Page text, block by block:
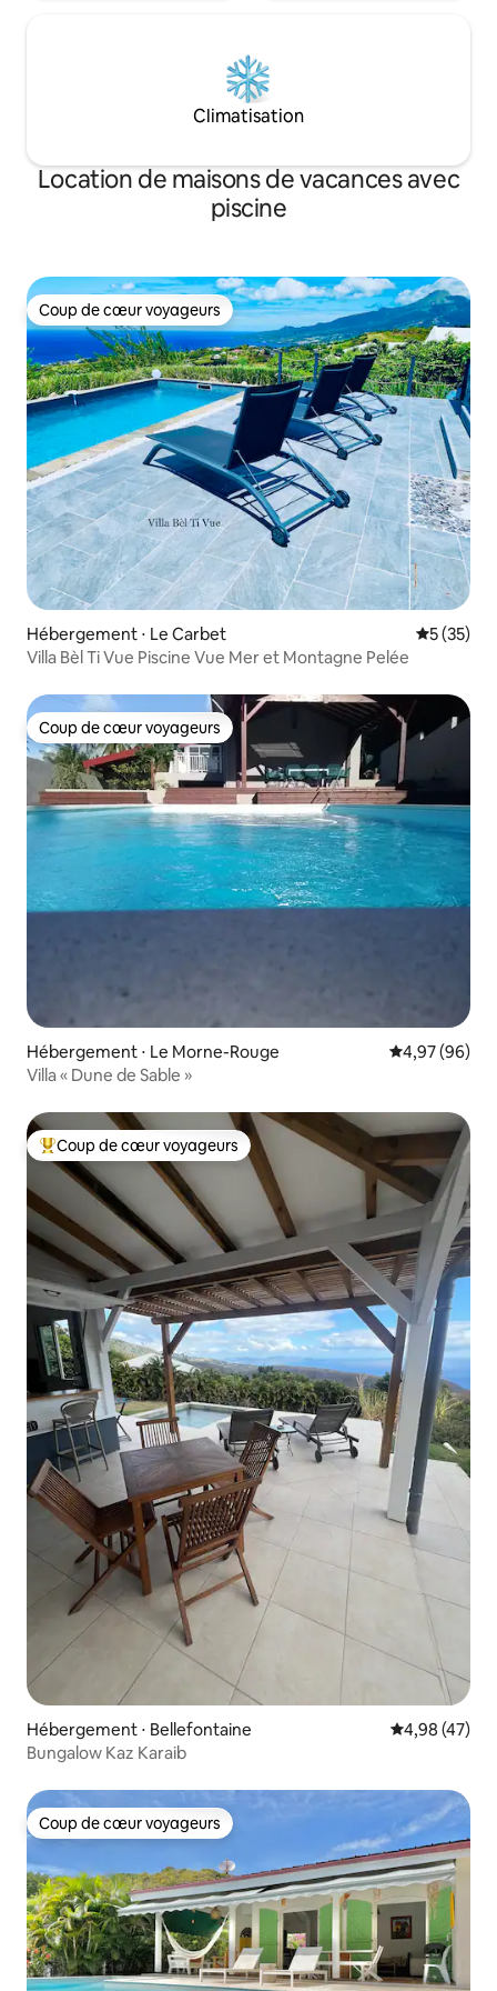
Climatisation
Location de maisons de vacances avec
piscine
Coup de cœur voyageurs
Coup de cœur voyageurs
Hébergement ⋅ Le Carbet
5 (35)
Villa Bèl Ti Vue Piscine Vue Mer et Montagne Pelée
Coup de cœur voyageurs
Coup de cœur voyageurs
Hébergement ⋅ Le Morne-Rouge Évaluation
4,97 (96)
Villa « Dune de Sable »
Coups de cœur voyageurs les plus appréciés
Coup de cœur voyageurs
Hébergement ⋅ Bellefontaine Évaluation
4,98 (47)
Bungalow Kaz Karaib
Coup de cœur voyageurs
Coup de cœur voyageurs